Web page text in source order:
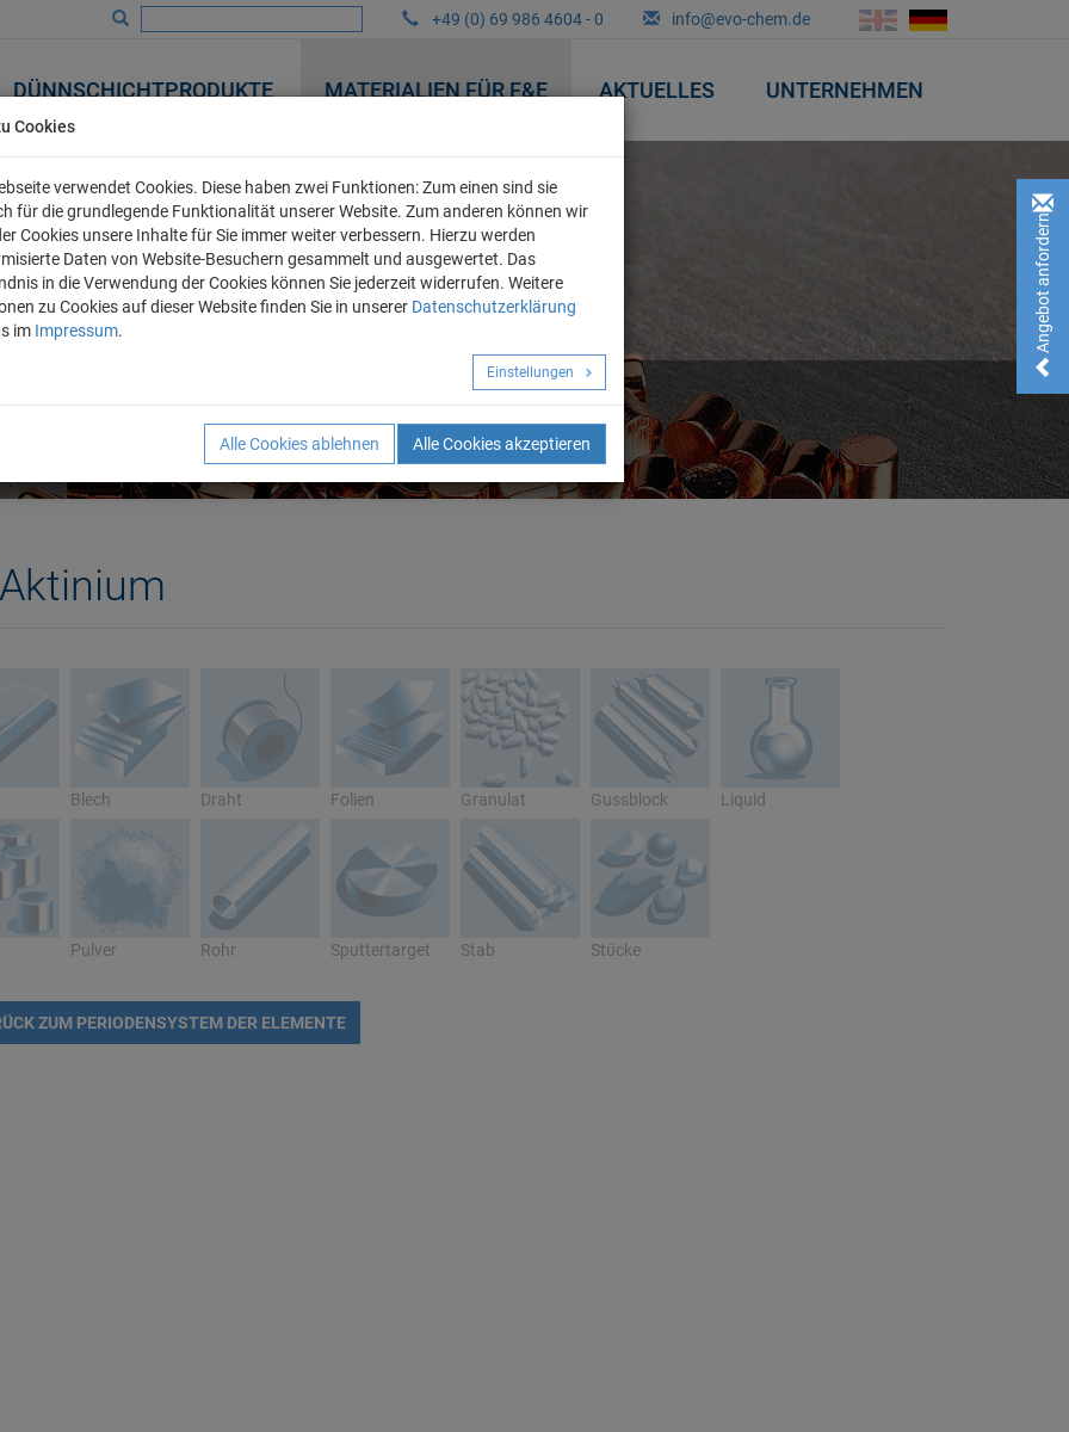
+49 (0) 69 986 4604 - 0 info@evo-chem.de
DÜNNSCHICHTPRODUKTE MATERIALIEN FÜR F&E AKTUELLES UNTERNEHMEN
Angebot anfordern!
Aktinium
Blech Draht Folien Granulat Gussblock Liquid
Pulver Rohr Sputtertarget Stab Stücke
ZUM PERIODENSYSTEM DER ELEMENTE
Cookies
verwendet Cookies. Diese haben zwei Funktionen: Zum einen sind sie
für die grundlegende Funktionalität unserer Website. Zum anderen können wir
Cookies unsere Inhalte für Sie immer weiter verbessern. Hierzu werden
Daten von Website-Besuchern gesammelt und ausgewertet. Das
in die Verwendung der Cookies können Sie jederzeit widerrufen. Weitere
zu Cookies auf dieser Website finden Sie in unserer Datenschutzerklärung
im Impressum.
Einstellungen
Alle Cookies ablehnen Alle Cookies akzeptieren